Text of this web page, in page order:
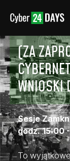
(ZA
WNIOSKI
Sesje
godz. 15:00
To